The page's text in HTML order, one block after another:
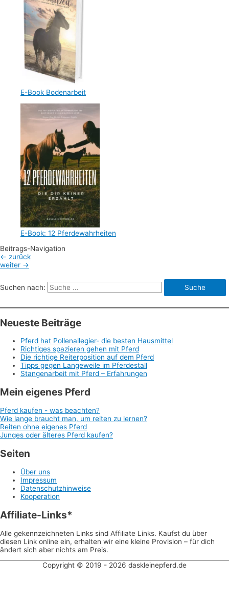
E-Book Bodenarbeit
E-Book: 12 Pferdewahrheiten
Beitrags-Navigation
← zurück
weiter →
Suchen nach:
Neueste Beiträge
Pferd hat Pollenallegier- die besten Hausmittel
Richtiges spazieren gehen mit Pferd
Die richtige Reiterposition auf dem Pferd
Tipps gegen Langeweile im Pferdestall
Stangenarbeit mit Pferd – Erfahrungen
Mein eigenes Pferd
Pferd kaufen - was beachten?
Wie lange braucht man, um reiten zu lernen?
Reiten ohne eigenes Pferd
Junges oder älteres Pferd kaufen?
Seiten
Über uns
Impressum
Datenschutzhinweise
Kooperation
Affiliate-Links*
Alle gekennzeichneten Links sind Affiliate Links. Kaufst du über
diesen Link online ein, erhalten wir eine kleine Provision – für dich
ändert sich aber nichts am Preis.
Copyright © 2019 - 2026 daskleinepferd.de